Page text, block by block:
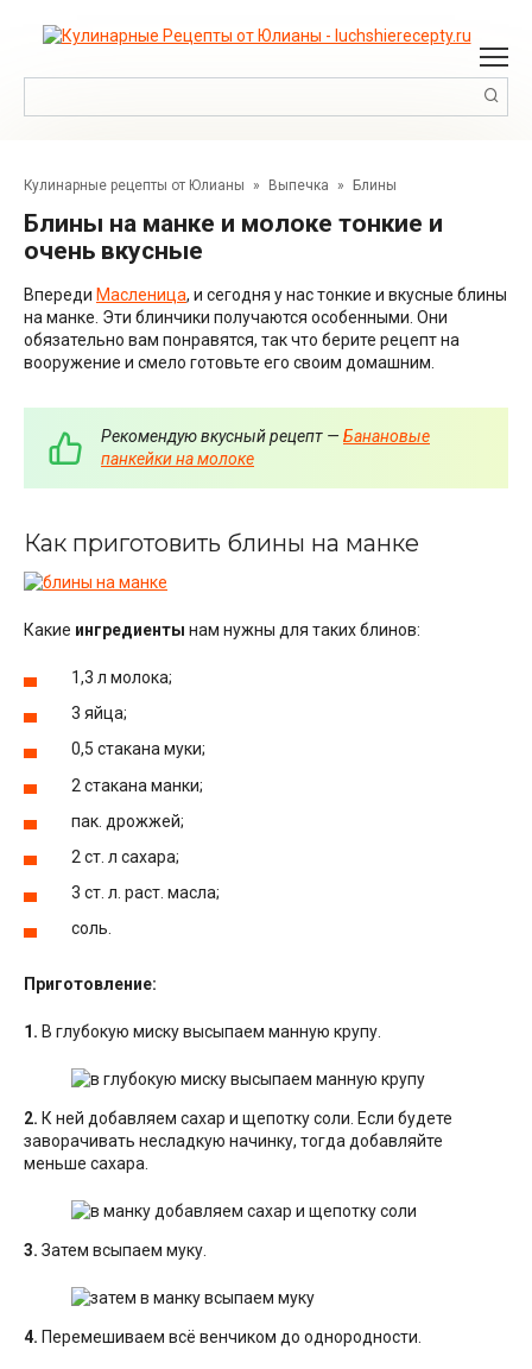
Кулинарные рецепты от Юлианы » Выпечка » Блины
Блины на манке и молоке тонкие и
очень вкусные
Впереди Масленица, и сегодня у нас тонкие и вкусные блины
на манке. Эти блинчики получаются особенными. Они
обязательно вам понравятся, так что берите рецепт на
вооружение и смело готовьте его своим домашним.
Рекомендую вкусный рецепт — Банановые
панкейки на молоке
Как приготовить блины на манке
Какие ингредиенты нам нужны для таких блинов:
1,3 л молока;
3 яйца;
0,5 стакана муки;
2 стакана манки;
пак. дрожжей;
2 ст. л сахара;
3 ст. л. раст. масла;
соль.
Приготовление:
1. В глубокую миску высыпаем манную крупу.
2. К ней добавляем сахар и щепотку соли. Если будете
заворачивать несладкую начинку, тогда добавляйте
меньше сахара.
3. Затем всыпаем муку.
4. Перемешиваем всё венчиком до однородности.